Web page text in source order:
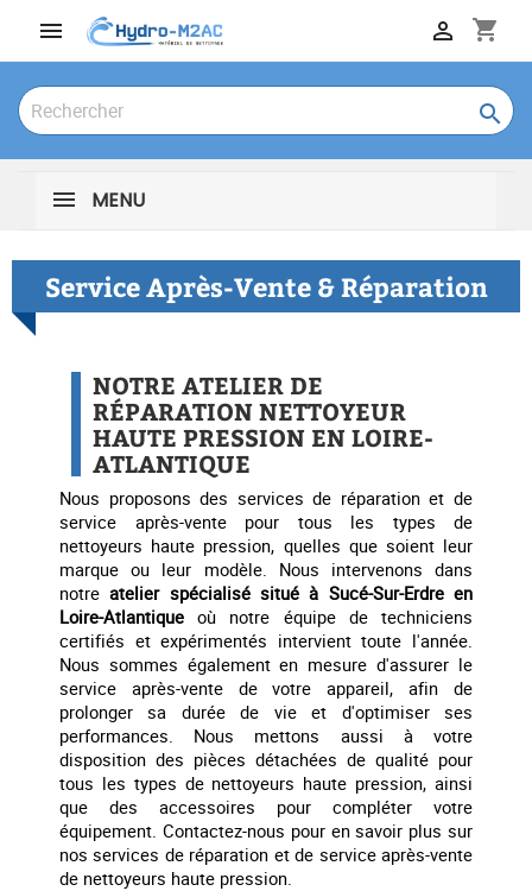
 shopping_cart


MENU
Service Après-Vente & Réparation
NOTRE ATELIER DE
RÉPARATION NETTOYEUR
HAUTE PRESSION EN LOIRE-
ATLANTIQUE
Nous proposons des services de réparation et de
service après-vente pour tous les types de
nettoyeurs haute pression, quelles que soient leur
marque ou leur modèle. Nous intervenons dans
notreatelier spécialisé situé à Sucé-Sur-Erdre en
Loire-Atlantique où notre équipe de techniciens
certifiés et expérimentés intervient toute l'année.
Nous sommes également en mesure d'assurer le
service après-vente de votre appareil, afin de
prolonger sa durée de vie et d'optimiser ses
performances. Nous mettons aussi à votre
disposition des pièces détachées de qualité pour
tous les types de nettoyeurs haute pression, ainsi
que des accessoires pour compléter votre
équipement. Contactez-nous pour en savoir plus sur
nos services de réparation et de service après-vente
de nettoyeurs haute pression.